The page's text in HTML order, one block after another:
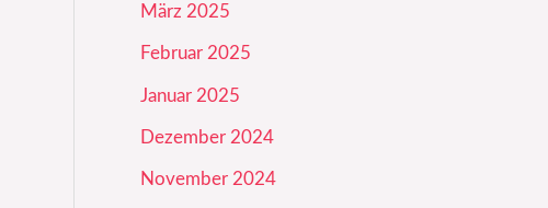
März 2025
Februar 2025
Januar 2025
Dezember 2024
November 2024